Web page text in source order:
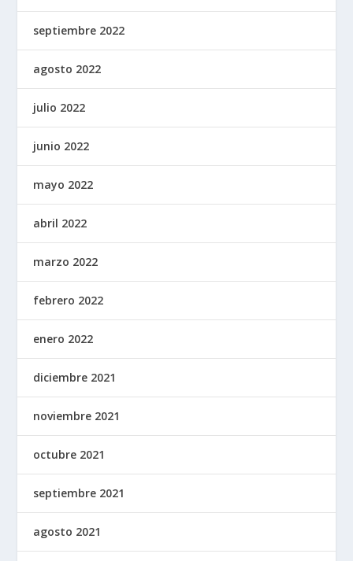
septiembre 2022
agosto 2022
julio 2022
junio 2022
mayo 2022
abril 2022
marzo 2022
febrero 2022
enero 2022
diciembre 2021
noviembre 2021
octubre 2021
septiembre 2021
agosto 2021